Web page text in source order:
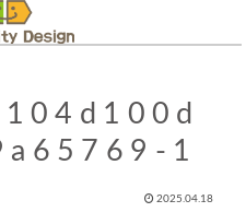
1
2025.04.18